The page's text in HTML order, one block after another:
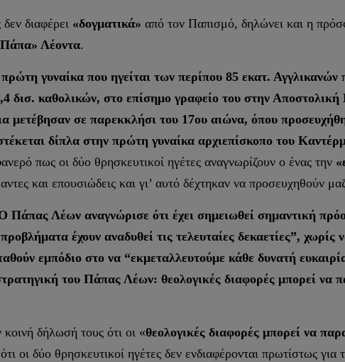
διαφέρει «δογματικά» από τον Παπισμό, δηλώνει και η
Λέοντα.
γυναίκα που ηγείται των περίπου 85 εκατ. Αγγλικανών
δισ. καθολικών, στο επίσημο γραφείο του στην
μετέβησαν σε παρεκκλήσι του 17ου αιώνα, όπου
δίπλα στην πρώτη γυναίκα αρχιεπίσκοπο του
πως οι δύο θρησκευτικοί ηγέτες αναγνωρίζουν ο ένας την
και επουσιώδεις και γι’ αυτό δέχτηκαν να προσευχηθούν
Πάπας Λέων αναγνώρισε ότι έχει σημειωθεί σημαντική
έχουν αναδυθεί τις τελευταίες δεκαετίες”,
εμπόδιο στο να “εκμεταλλευτούμε κάθε δυνατή
του Πάπας Λέων: θεολογικές διαφορές μπορεί να
δήλωσή τους ότι οι «θεολογικές διαφορές μπορεί να
οι δύο θρησκευτικοί ηγέτες δεν ενδιαφέρονται πρωτίστως για